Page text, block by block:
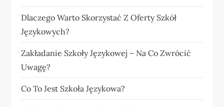
Dlaczego Warto Skorzystać Z Oferty Szkół
Językowych?
Zakładanie Szkoły Językowej – Na Co Zwrócić
Uwagę?
Co To Jest Szkoła Językowa?